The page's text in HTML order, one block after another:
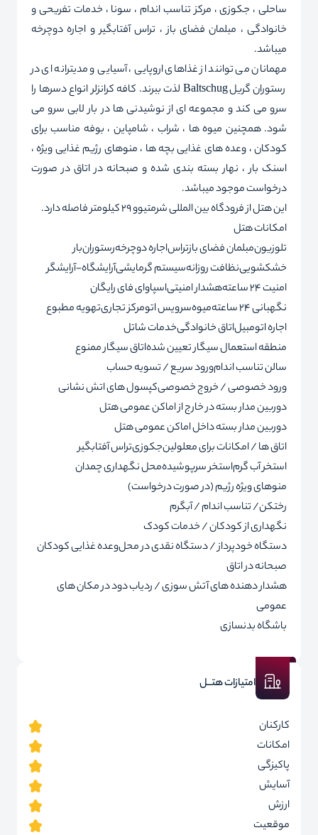
ساحلی ، جکوزی ، مرکز تناسب اندام ، سونا ، خدمات تفریحی و
خانوادگی ، مبلمان فضای باز ، تراس آفتابگیر و اجاره دوچرخه
میباشد.
مهمانان می توانند از غذاهای اروپایی ، آسیایی و مدیترانه ای در
رستوران گریل Baltschug لذت ببرند. کافه کرانزلر انواع دسرها را
سرو می کند و مجموعه ای از نوشیدنی ها در بار لابی سرو می
شود. همچنین میوه ها ، شراب ، شامپاین ، بوفه مناسب برای
کودکان ، وعده های غذایی بچه ها ، منوهای رژیم غذایی ویژه ،
اسنک بار ، نهار بسته بندی شده و صبحانه در اتاق در صورت
درخواست موجود میباشد.
این هتل از فرودگاه بین المللی شرمتیوو 29 کیلومتر فاصله دارد.
امکانات هتل
تلوزیونمبلمان فضای بازتراساجاره دوچرخهرستورانبار
خشکشویینظافت روزانهسیستم گرمایشیآرایشگاه-آرایشگر
امنیت 24 ساعته
هشدار امنیتیاسپاوای فای رایگان
نگهبانی 24 ساعته
میوهسرویس اتومرکز تجاریتهویه مطبوع
اجاره اتومبیلاتاق خانوادگیخدمات شاتل
منطقه استعمال سیگار تعیین شدهاتاق سیگار ممنوع
سالن تناسب اندامورود سریع / تسویه حساب
ورود خصوصی / خروج خصوصیکپسول های اتش نشانی
دوربین مدار بسته در خارج از اماکن عمومی هتل
دوربین مدار بسته داخل اماکن عمومی هتل
اتاق ها / امکانات برای معلولینجکوزیتراس آفتابگیر
استخر آب گرماستخر سرپوشیدهمحل نگهداری چمدان
منوهای ویژه رژیم (در صورت درخواست)
رختکن/ تناسب اندام / آبگرم
نگهداری از کودکان / خدمات کودک
دستگاه خودپرداز / دستگاه نقدی در محلوعده غذایی کودکان
صبحانه در اتاق
هشدار دهنده های آتش سوزی / ردیاب دود در مکان های
عمومی
باشگاه بدنسازی
امتیازات هتــل
کارکنان
امکانات
پاکیزگی
آسایش
ارزش
موقعیت